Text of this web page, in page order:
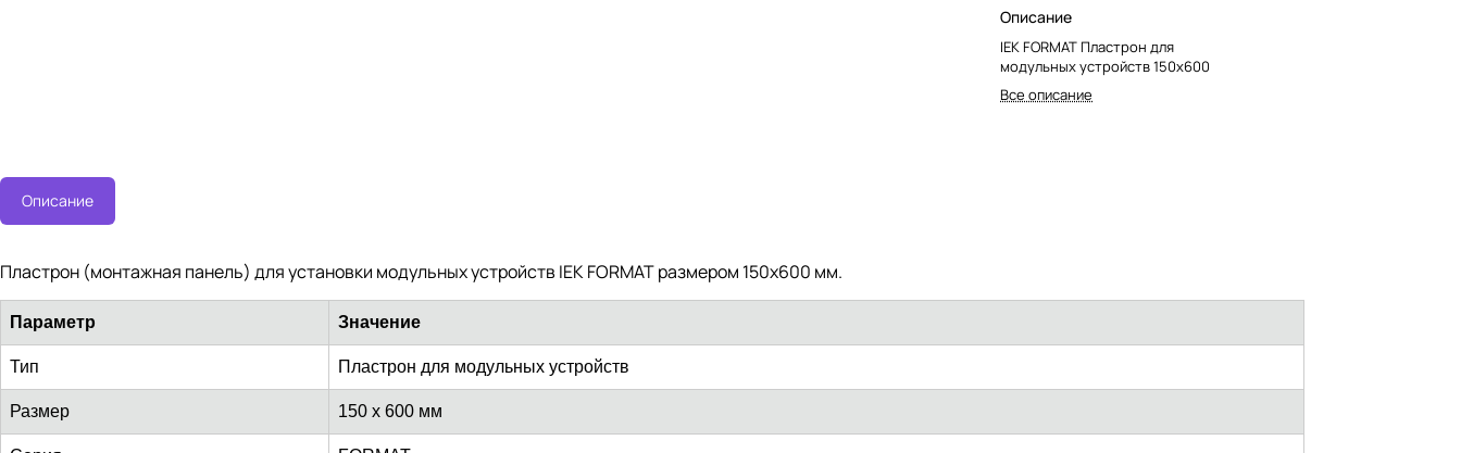
Описание
IEK FORMAT Пластрон для
модульных устройств 150х600
Все описание
Описание
Пластрон (монтажная панель) для установки модульных устройств IEK FORMAT размером 150х600 мм.
Параметр Значение
Тип Пластрон для модульных устройств
Размер 150 x 600 мм